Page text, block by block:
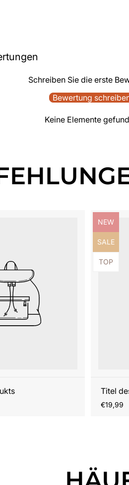
Schreiben Sie die erste
Bewertung
Keine Elemente
NEW
SALE
TOP
Titel
Regulärer
€19,99